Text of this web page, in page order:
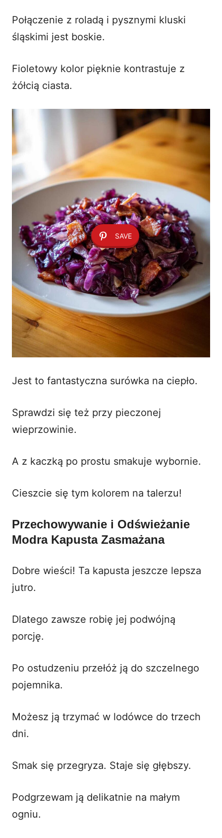
Połączenie z roladą i pysznymi kluski
śląskimi jest boskie.
Fioletowy kolor pięknie kontrastuje z
żółcią ciasta.
SAVE
Jest to fantastyczna surówka na ciepło.
Sprawdzi się też przy pieczonej
wieprzowinie.
A z kaczką po prostu smakuje wybornie.
Cieszcie się tym kolorem na talerzu!
Przechowywanie i Odświeżanie
Modra Kapusta Zasmażana
Dobre wieści! Ta kapusta jeszcze lepsza
jutro.
Dlatego zawsze robię jej podwójną
porcję.
Po ostudzeniu przełóż ją do szczelnego
pojemnika.
Możesz ją trzymać w lodówce do trzech
dni.
Smak się przegryza. Staje się głębszy.
Podgrzewam ją delikatnie na małym
ogniu.